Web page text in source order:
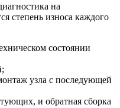
на
степень износа каждого
состоянии
узла с последующей
и обратная сборка